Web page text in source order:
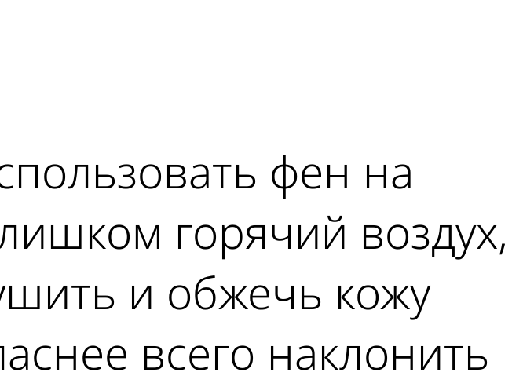
фен на
горячий воздух,
и обжечь кожу
всего наклонить